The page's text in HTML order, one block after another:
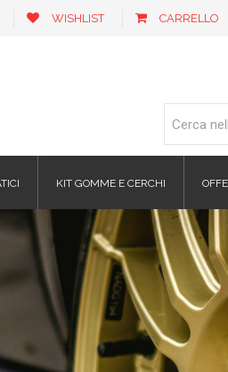
WISHLIST CARRELLO
KIT GOMME E CERCHI